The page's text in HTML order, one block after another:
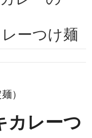
ーつけ麺
）
カレーつ